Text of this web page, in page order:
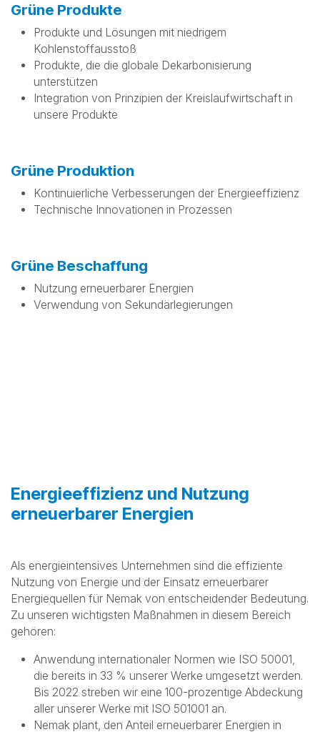
Grüne Produkte
Produkte und Lösungen mit niedrigem
Kohlenstoffausstoß
Produkte, die die globale Dekarbonisierung
unterstützen
Integration von Prinzipien der Kreislaufwirtschaft in
unsere Produkte
Grüne Produktion
Kontinuierliche Verbesserungen der Energieeffizienz
Technische Innovationen in Prozessen
Grüne Beschaffung
Nutzung erneuerbarer Energien
Verwendung von Sekundärlegierungen
Energieeffizienz und Nutzung
erneuerbarer Energien